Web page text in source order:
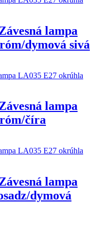
lampa
dymová sivá
lampa
číra
lampa
dymová